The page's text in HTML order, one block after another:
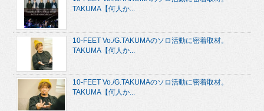
TAKUMA【何人か...
10-FEET Vo./G.TAKUMAのソロ活動に密着取材。
TAKUMA【何人か...
10-FEET Vo./G.TAKUMAのソロ活動に密着取材。
TAKUMA【何人か...